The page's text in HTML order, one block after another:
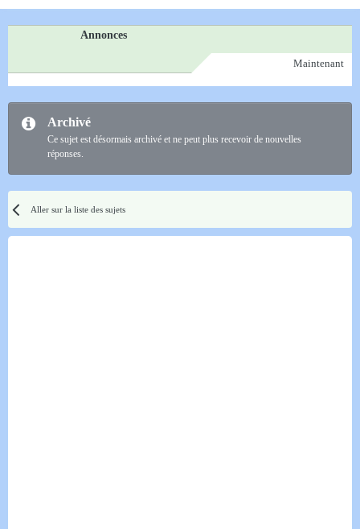
Annonces
Maintenant
Archivé
Ce sujet est désormais archivé et ne peut plus recevoir de nouvelles
réponses.
Aller sur la liste des sujets